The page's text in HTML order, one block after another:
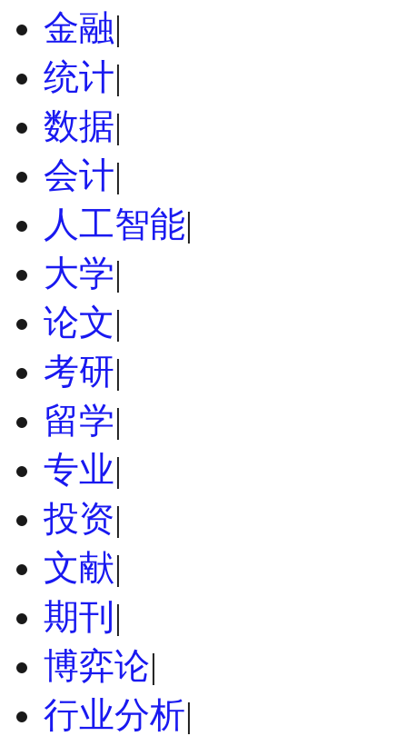
金融|
统计|
数据|
会计|
人工智能|
大学|
论文|
考研|
留学|
专业|
投资|
文献|
期刊 |
博弈论|
行业分析|